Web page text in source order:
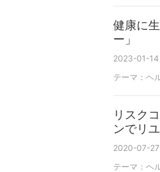
健康に
ー」
2023-01-14
テーマ： ヘ
リスク
ンでリ
2020-07-
テーマ： ヘ